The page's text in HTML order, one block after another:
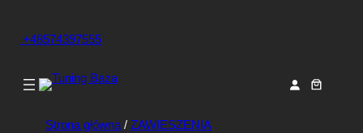
+48574397555
Strona główna / ZAWIESZENIA